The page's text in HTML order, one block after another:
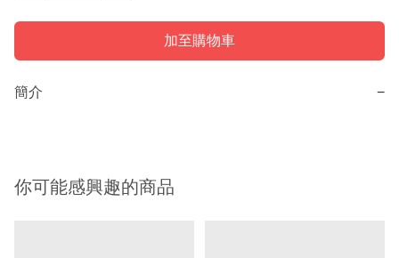
加至購物車
簡介 −
你可能感興趣的商品